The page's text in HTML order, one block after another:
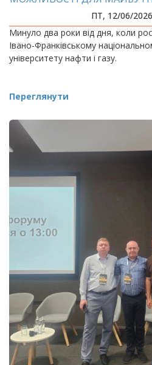
ПТ, 12/06/
Минуло два роки від дня, коли
Івано-Франківському
університету нафти і газу.
Переглянути